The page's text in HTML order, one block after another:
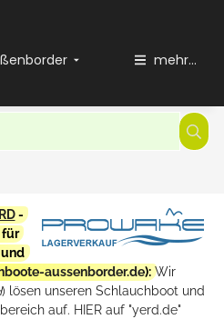
mehr...
-
für
aussenborder.de): Wir
) lösen unseren Schlauchboot und
auf. HIER auf "yerd.de"